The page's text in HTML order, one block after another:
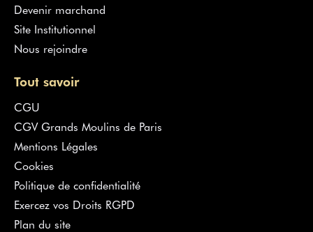
Devenir marchand
Site Institutionnel
Nous rejoindre
Tout savoir
CGU
CGV Grands Moulins de Paris
Mentions Légales
Cookies
Politique de confidentialité
Exercez vos Droits RGPD
Plan du site